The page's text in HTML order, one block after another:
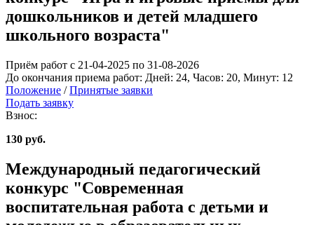
дошкольников и детей младшего
школьного возраста"
Приём работ с 21-04-2025 по 31-08-2026
До окончания приема работ: Дней: 24, Часов: 20, Минут: 12
Положение / Принятые заявки
Подать заявку
Взнос:
130 руб.
Международный педагогический
конкурс "Современная
воспитательная работа с детьми и